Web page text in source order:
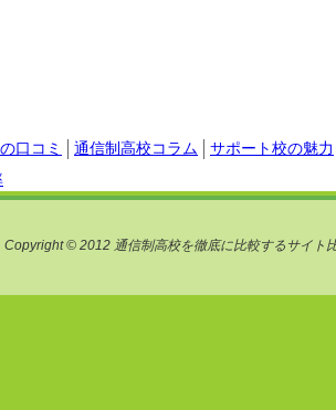
口コミ 通信制高校コラム
サポート校の魅力
Copyright © 2012 通信制高校を徹底に比較するサイト